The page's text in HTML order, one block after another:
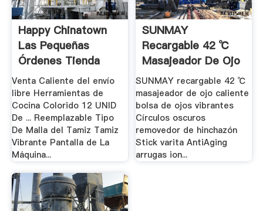
Happy Chinatown
Las Pequeñas
Órdenes Tienda
Online,.
Venta Caliente del envío
libre Herramientas de
Cocina Colorido 12 UNID
De ... Reemplazable Tipo
De Malla del Tamiz Tamiz
Vibrante Pantalla de La
Máquina...
SUNMAY
Recargable 42 ℃
Masajeador De Ojo
Caliente Bolsa De.
SUNMAY recargable 42 ℃
masajeador de ojo caliente
bolsa de ojos vibrantes
Círculos oscuros
removedor de hinchazón
Stick varita AntiAging
arrugas ion...